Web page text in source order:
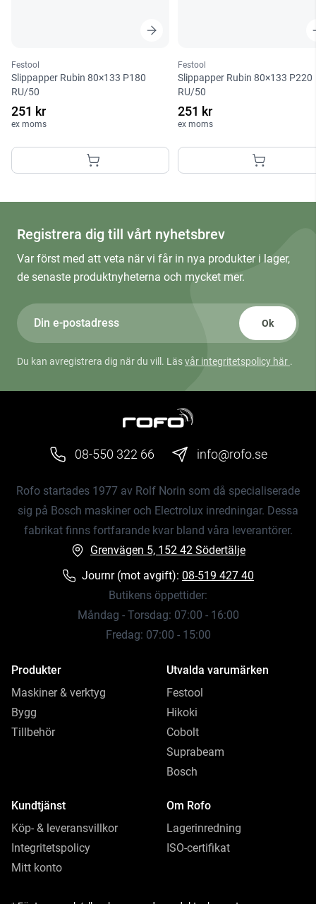
Festool
Slippapper Rubin 80×133 P180
RU/50
251 kr
ex moms
Festool
Slippapper Rubin 80×133 P220
RU/50
251 kr
ex moms
Registrera dig till vårt nyhetsbrev
Var först med att veta när vi får in nya produkter i lager,
de senaste produktnyheterna och mycket mer.
Ok
Du kan avregistrera dig när du vill. Läsvår integritetspolicy här .
08-550 322 66 info@rofo.se
Rofo startades 1977 av Rolf Norin som då specialiserade
sig på Bosch maskiner och Electrolux inredningar. Dessa
fabrikat finns fortfarande kvar bland våra leverantörer.
Grenvägen 5, 152 42 Södertälje
Journr (mot avgift): 08-519 427 40
Butikens öppettider:
Måndag - Torsdag: 07:00 - 16:00
Fredag: 07:00 - 15:00
Produkter
Maskiner & verktyg
Bygg
Tillbehör
Utvalda varumärken
Festool
Hikoki
Cobolt
Suprabeam
Bosch
Kundtjänst
Köp- & leveransvillkor
Integritetspolicy
Mitt konto
Om Rofo
Lagerinredning
ISO-certifikat